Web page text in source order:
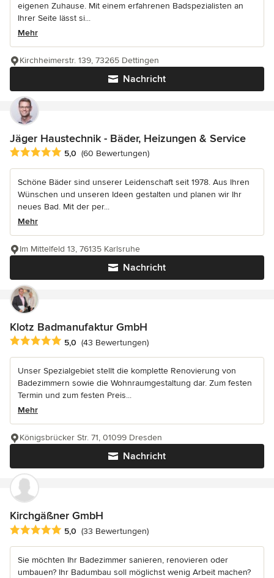
eigenen Zuhause. Mit einem erfahrenen Badspezialisten an
Ihrer Seite lässt si...
Mehr
Nachricht
Kirchheimerstr. 139, 73265 Dettingen
Jäger Haustechnik - Bäder, Heizungen & Service
Durchschnittliche Bewertung: 5 von 5 Sternen
5,0 (60 Bewertungen)
Schöne Bäder sind unserer Leidenschaft seit 1978. Aus Ihren
Wünschen und unseren Ideen gestalten und planen wir Ihr
neues Bad. Mit der per...
Mehr
Nachricht
Im Mittelfeld 13, 76135 Karlsruhe
Klotz Badmanufaktur GmbH
Durchschnittliche Bewertung: 5 von 5 Sternen
5,0 (43 Bewertungen)
Unser Spezialgebiet stellt die komplette Renovierung von
Badezimmern sowie die Wohnraumgestaltung dar. Zum festen
Termin und zum festen Preis...
Mehr
Nachricht
Königsbrücker Str. 71, 01099 Dresden
Kirchgäßner GmbH
Durchschnittliche Bewertung: 5 von 5 Sternen
5,0 (33 Bewertungen)
Sie möchten Ihr Badezimmer sanieren, renovieren oder
umbauen? Ihr Badumbau soll möglichst wenig Arbeit machen?